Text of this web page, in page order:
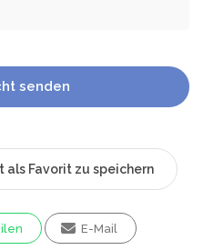
senden
als Favorit zu speichern
E-Mail